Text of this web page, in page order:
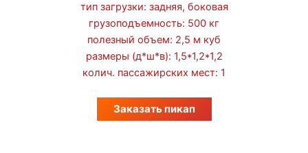
тип загрузки: задняя, боковая
грузоподъемность: 500 кг
полезный объем: 2,5 м куб
размеры (д*ш*в): 1,5*1,2*1,2
колич. пассажирских мест: 1
Заказать пикап